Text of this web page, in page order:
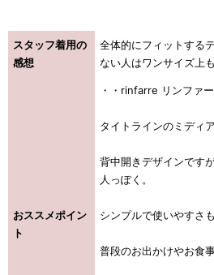
スタッフ着用の
感想
全体的にフィットする
ない人はワンサイズ上
おススメポイン
ト
・・rinfarre リンファ
タイトラインのミディ
背中開きデザインです
人っぽく。
シンプルで使いやすさ
普段のお出かけやお食